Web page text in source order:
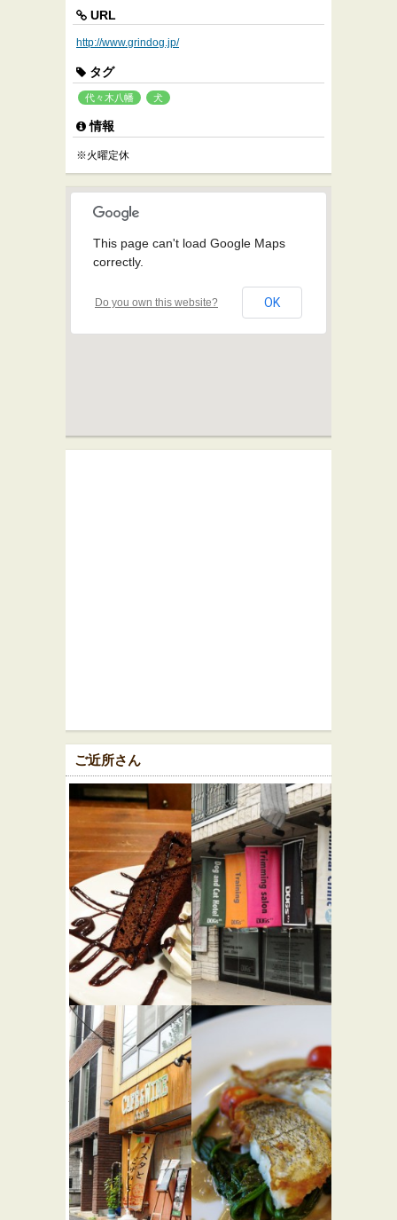
URL
http://www.grindog.jp/
タグ
代々木八幡 犬
情報
※火曜定休
This page can't load Google Maps
correctly.
Do you own this website? OK
ご近所さん
アームズ
パークサ
イド バー
ガーショ
ップ ★★★
バーガーショップ
代々木公園
犬猫病院